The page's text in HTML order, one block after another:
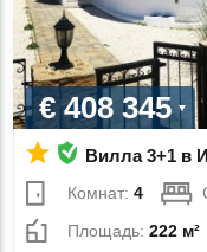
€ 408 345
Вилла 3+1 в
Комнат:4
Площадь:222 м²